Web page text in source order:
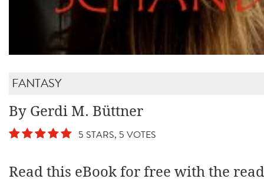
FANTASY
By Gerdi M. Büttner
5 STARS, 5 VOTES
Read this eBook for free with the